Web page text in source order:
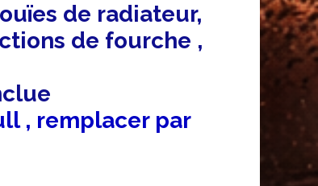
de radiateur,
de fourche ,
, remplacer par